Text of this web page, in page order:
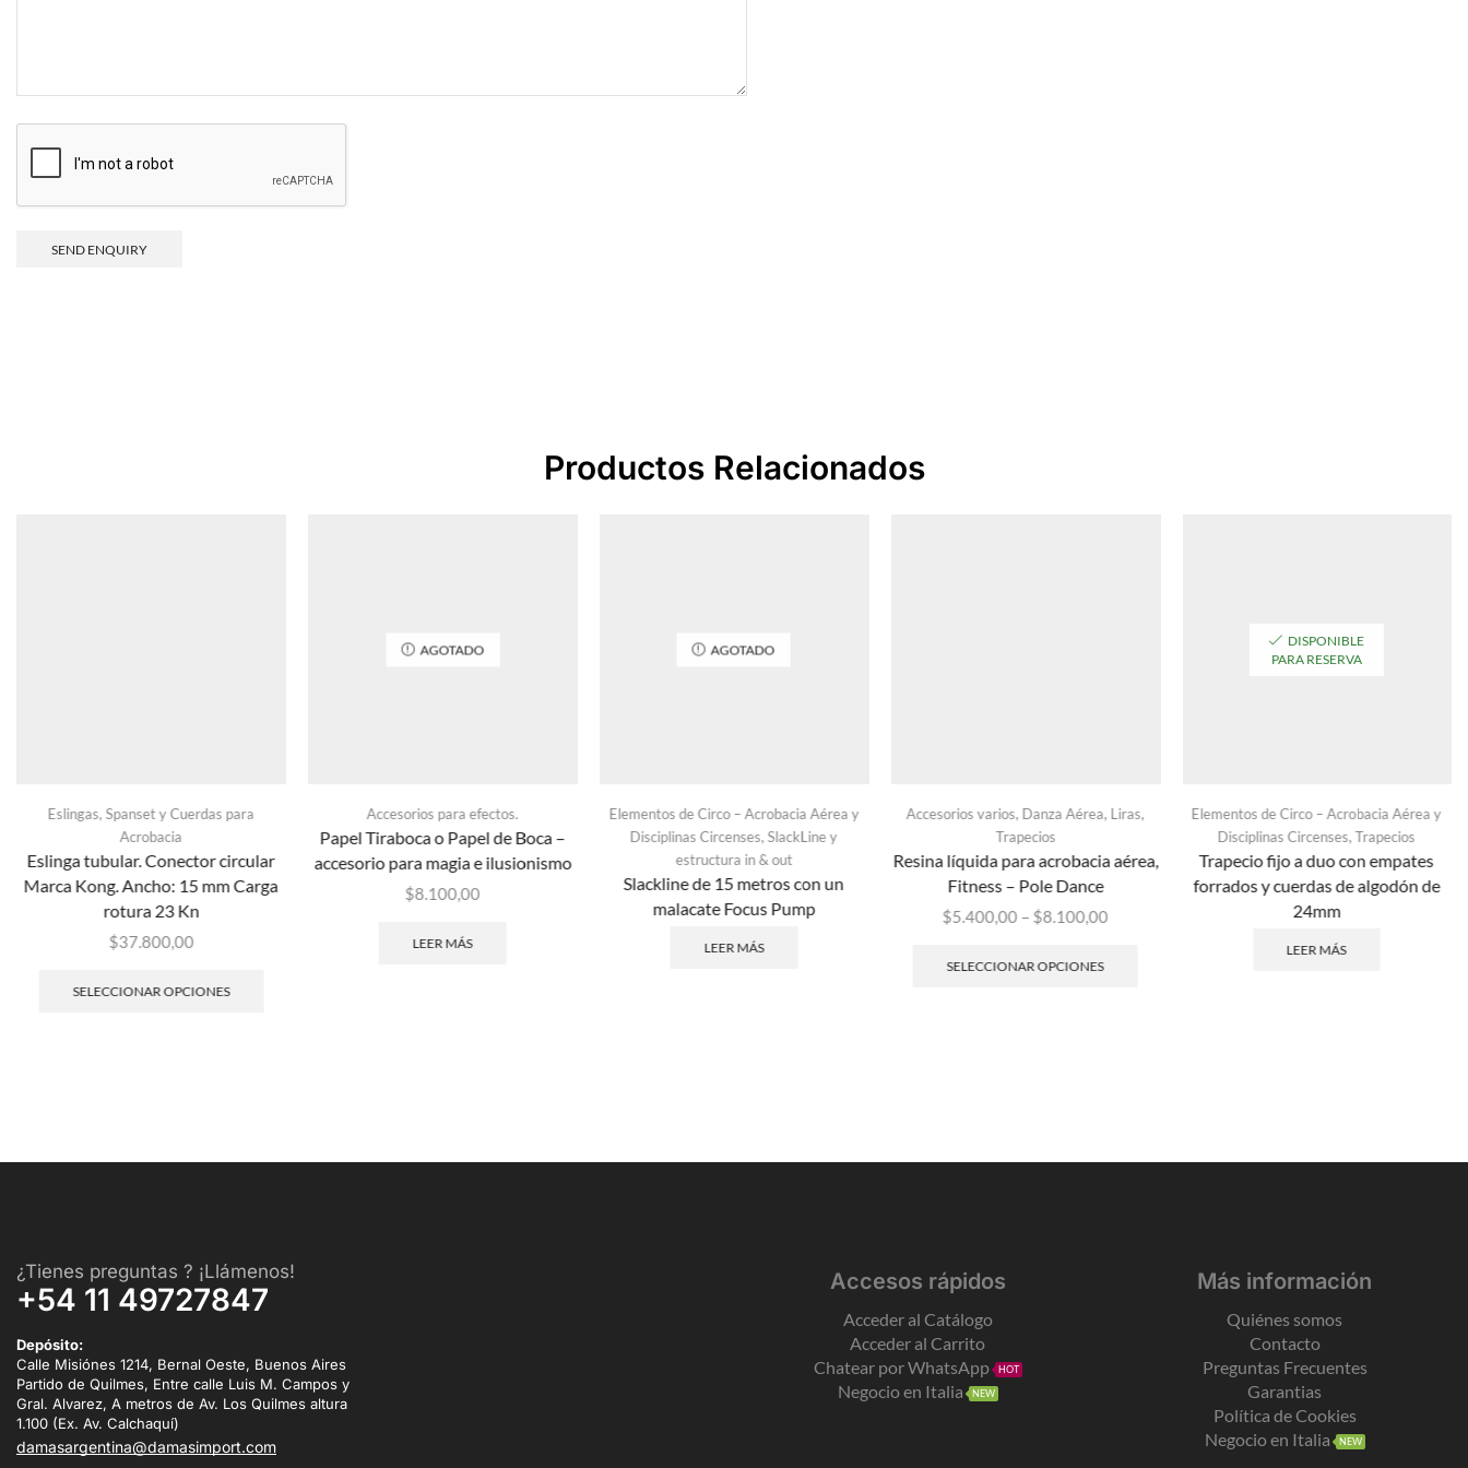
Productos Relacionados
Eslingas, Spanset y Cuerdas para
Acrobacia
Eslinga tubular. Conector circular
Marca Kong. Ancho: 15 mm Carga
rotura 23 Kn
$37.800,00
SELECCIONAR OPCIONES
AGOTADO
Accesorios para efectos.
Papel Tiraboca o Papel de Boca –
accesorio para magia e ilusionismo
$8.100,00
LEER MÁS
AGOTADO
Elementos de Circo – Acrobacia Aérea y
Disciplinas Circenses, SlackLine y
estructura in & out
Slackline de 15 metros con un
malacate Focus Pump
LEER MÁS
Accesorios varios, Danza Aérea, Liras,
Trapecios
Resina líquida para acrobacia aérea,
Fitness – Pole Dance
$5.400,00 – $8.100,00
SELECCIONAR OPCIONES
DISPONIBLE
PARA RESERVA
Elementos de Circo – Acrobacia Aérea y
Disciplinas Circenses,Trapecios
Trapecio fijo a duo con empates
forrados y cuerdas de algodón de
24mm
LEER MÁS
¿Tienes preguntas ? ¡Llámenos!
+54 11 49727847
Depósito:
Calle Misiónes 1214, Bernal Oeste, Buenos Aires
Partido de Quilmes, Entre calle Luis M. Campos y
Gral. Alvarez, A metros de Av. Los Quilmes altura
1.100 (Ex. Av. Calchaquí)
damasargentina@damasimport.com
Accesos rápidos
Acceder al Catálogo
Acceder al Carrito
Chatear por WhatsApp
HOT
Negocio en Italia NEW
Más información
Quiénes somos
Contacto
Preguntas Frecuentes
Garantias
Política de Cookies
Negocio en Italia
NEW